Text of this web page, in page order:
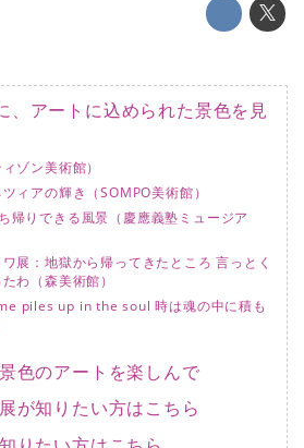
、アートに込められた景色を見
ゾン美術館）
ィアの輝き（SOMPO美術館）
帰りできる風景（慶應義塾ミュージア
展：地獄から帰ってきたところ 言っとく
わ（森美術館）
piles up in the soul 時は魂の中に積も
色のアートを楽しんで
が知りたい方はこちら